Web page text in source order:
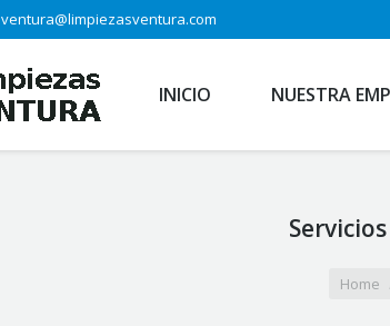
ventura@limpiezasventura.com
INICIO NUESTRA
Home